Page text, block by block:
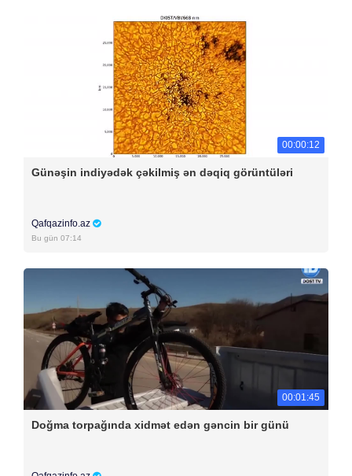
00:00:12
Günəşin indiyədək çəkilmiş ən dəqiq görüntüləri
Qafqazinfo.az
Bu gün 07:14
00:01:45
Doğma torpağında xidmət edən gəncin bir günü